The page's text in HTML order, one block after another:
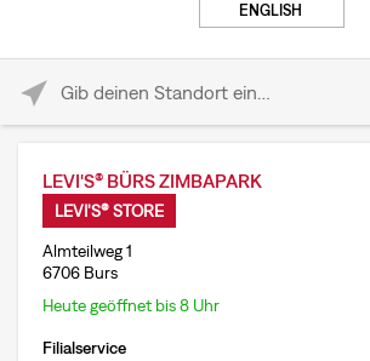
ENGLISH
LEVI'S® BÜRS ZIMBAPARK
LEVI'S® STORE
Almteilweg 1
6706 Burs
Heute geöffnet bis 8 Uhr
Filialservice